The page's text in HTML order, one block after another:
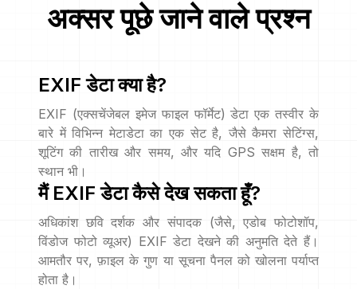
अक्सर पूछे जाने वाले प्रश्न
EXIF डेटा क्या है?
EXIF (एक्सचेंजेबल इमेज फाइल फॉर्मेट) डेटा एक तस्वीर के
बारे में विभिन्न मेटाडेटा का एक सेट है, जैसे कैमरा सेटिंग्स,
शूटिंग की तारीख और समय, और यदि GPS सक्षम है, तो
स्थान भी।
मैं EXIF डेटा कैसे देख सकता हूँ?
अधिकांश छवि दर्शक और संपादक (जैसे, एडोब फोटोशॉप,
विंडोज फोटो व्यूअर) EXIF डेटा देखने की अनुमति देते हैं।
आमतौर पर, फ़ाइल के गुण या सूचना पैनल को खोलना पर्याप्त
होता है।